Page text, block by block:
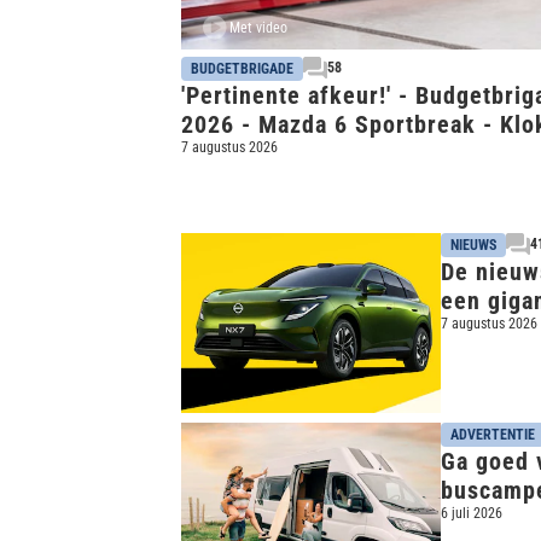
Met video
BUDGETBRIGADE 58
'Pertinente afkeur!' -
2026 - Mazda 6 Sportbreak -
rond-keuring
7 augustus 2026
NIEUWS 41
De
een
7 augustus 2026
ADVERTENTIE
Ga goed
6 juli 2026